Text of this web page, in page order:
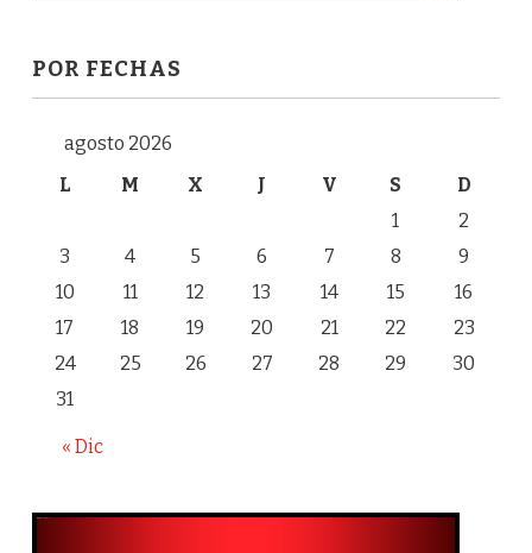
POR FECHAS
agosto 2026
L
M X J V S D
« Dic
1
2
3
4 5 6 7 8
9
10
11 12 13 14 15
16
17
18 19 20 21 22
23
24
25 26 27 28 29
30
31